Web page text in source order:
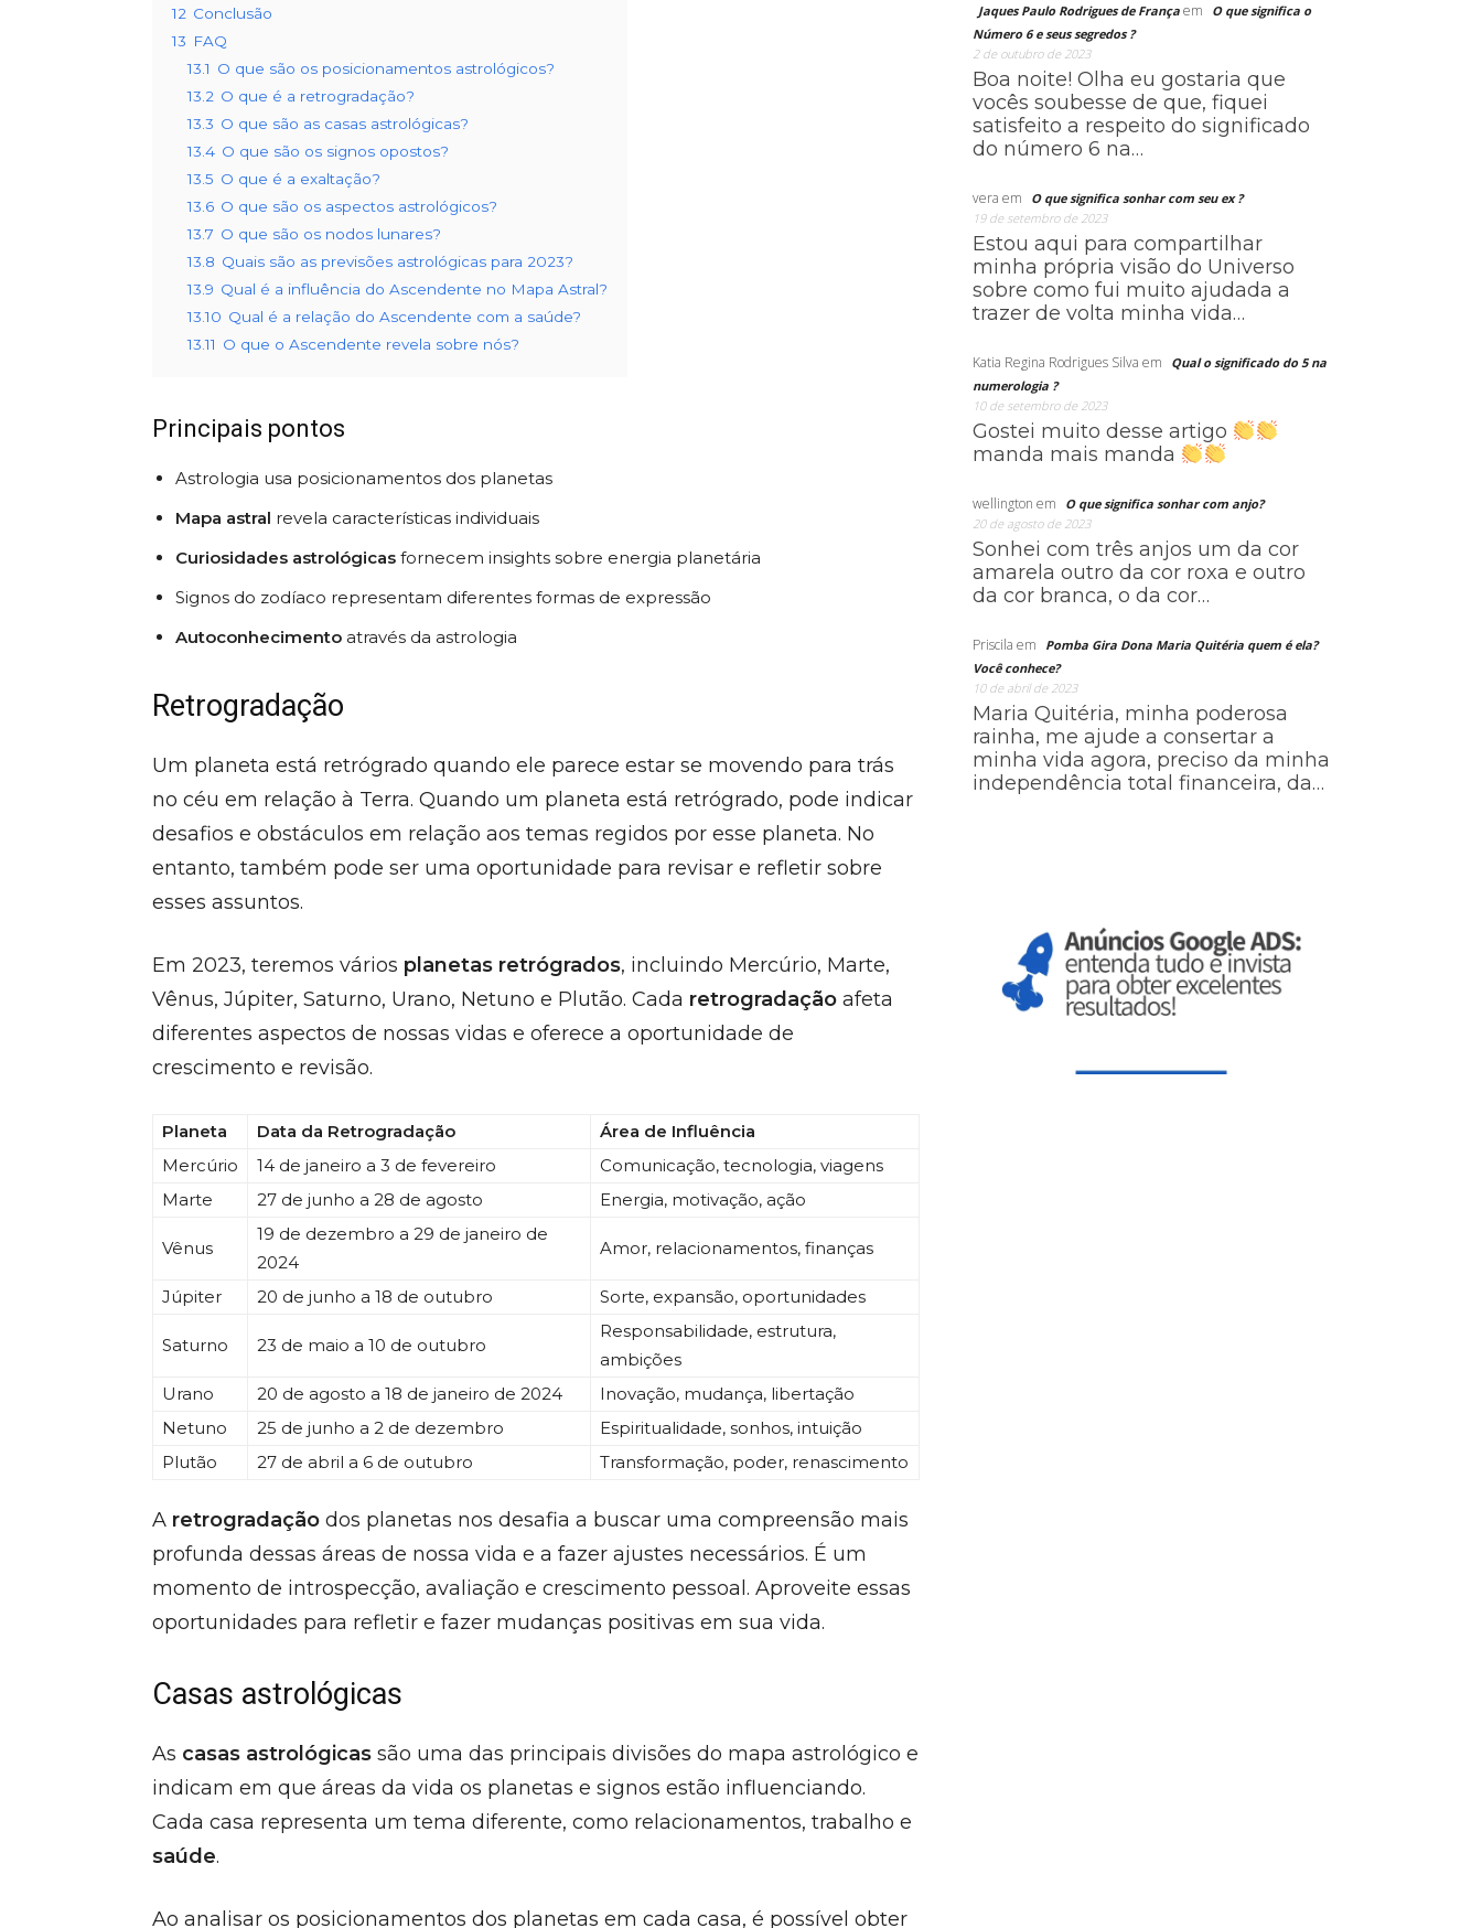
12 Conclusão
13 FAQ
13.1 O que são os posicionamentos astrológicos?
13.2 O que é a retrogradação?
13.3 O que são as casas astrológicas?
13.4 O que são os signos opostos?
13.5 O que é a exaltação?
13.6 O que são os aspectos astrológicos?
13.7 O que são os nodos lunares?
13.8 Quais são as previsões astrológicas para 2023?
13.9 Qual é a influência do Ascendente no Mapa Astral?
13.10 Qual é a relação do Ascendente com a saúde?
13.11 O que o Ascendente revela sobre nós?
Principais pontos
Astrologia usa posicionamentos dos planetas
Mapa astral revela características individuais
Curiosidades astrológicas fornecem insights sobre energia planetária
Signos do zodíaco representam diferentes formas de expressão
Autoconhecimento através da astrologia
Retrogradação
Um planeta está retrógrado quando ele parece estar se movendo para trás
no céu em relação à Terra. Quando um planeta está retrógrado, pode indicar
desafios e obstáculos em relação aos temas regidos por esse planeta. No
entanto, também pode ser uma oportunidade para revisar e refletir sobre
esses assuntos.
Em 2023, teremos vários planetas retrógrados, incluindo Mercúrio, Marte,
Vênus, Júpiter, Saturno, Urano, Netuno e Plutão. Cada retrogradação afeta
diferentes aspectos de nossas vidas e oferece a oportunidade de
crescimento e revisão.
Planeta Data da Retrogradação
Área de Influência
Mercúrio
14 de janeiro a 3 de fevereiro
Comunicação, tecnologia, viagens
Marte
27 de junho a 28 de agosto Energia, motivação, ação
Vênus
19 de dezembro a 29 de janeiro de
2024
Amor, relacionamentos, finanças
Júpiter 20 de junho a 18 de outubro Sorte, expansão, oportunidades
Saturno 23 de maio a 10 de outubro
Responsabilidade, estrutura,
ambições
Urano
20 de agosto a 18 de janeiro de 2024
Inovação, mudança, libertação
Netuno
25 de junho a 2 de dezembro
Espiritualidade, sonhos, intuição
Plutão
27 de abril a 6 de outubro Transformação, poder, renascimento
A retrogradação dos planetas nos desafia a buscar uma compreensão mais
profunda dessas áreas de nossa vida e a fazer ajustes necessários. É um
momento de introspecção, avaliação e crescimento pessoal. Aproveite essas
oportunidades para refletir e fazer mudanças positivas em sua vida.
Casas astrológicas
As casas astrológicas são uma das principais divisões do mapa astrológico e
indicam em que áreas da vida os planetas e signos estão influenciando.
Cada casa representa um tema diferente, como relacionamentos, trabalho e
saúde.
Ao analisar os posicionamentos dos planetas em cada casa, é possível obter
Jaques Paulo Rodrigues de França em
O que significa o
Número 6 e seus segredos ?
2 de outubro de 2023
Boa noite! Olha eu gostaria que
vocês soubesse de que, fiquei
satisfeito a respeito do significado
do número 6 na…
vera em
O que significa sonhar com seu ex ?
19 de setembro de 2023
Estou aqui para compartilhar
minha própria visão do Universo
sobre como fui muito ajudada a
trazer de volta minha vida…
Katia Regina Rodrigues Silva em
Qual o significado do 5 na
numerologia ?
10 de setembro de 2023
Gostei muito desse artigo
manda mais manda
wellington em
O que significa sonhar com anjo?
20 de agosto de 2023
Sonhei com três anjos um da cor
amarela outro da cor roxa e outro
da cor branca, o da cor…
Priscila em
Pomba Gira Dona Maria Quitéria quem é ela?
Você conhece?
10 de abril de 2023
Maria Quitéria, minha poderosa
rainha, me ajude a consertar a
minha vida agora, preciso da minha
independência total financeira, da…